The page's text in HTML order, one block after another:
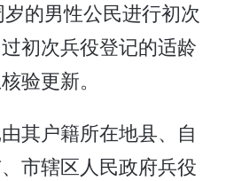
的男性公民进行初次
初次兵役登记的适龄
验更新。
其户籍所在地县、自
市辖区人民政府兵役